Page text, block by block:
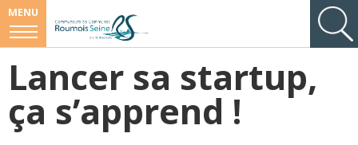
MENU
Lancer sa startup,
ça s’apprend !